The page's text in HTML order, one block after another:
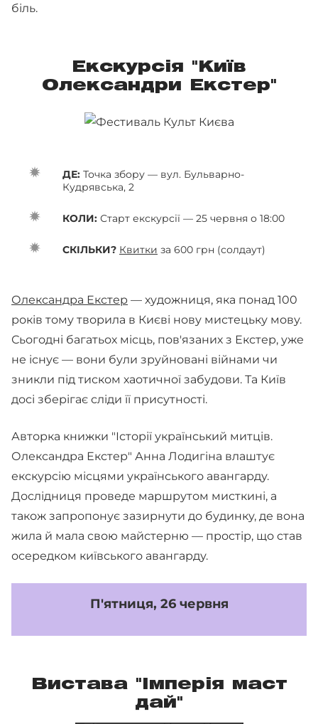
біль.
Екскурсія "Київ
Олександри Екстер"
ДЕ: Точка збору — вул. Бульварно-
Кудрявська, 2
КОЛИ: Старт екскурсії — 25 червня о 18:00
СКІЛЬКИ? Квитки за 600 грн (солдаут)
Олександра Екстер — художниця, яка понад 100
років тому творила в Києві нову мистецьку мову.
Сьогодні багатьох місць, пов'язаних з Екстер, уже
не існує — вони були зруйновані війнами чи
зникли під тиском хаотичної забудови. Та Київ
досі зберігає сліди її присутності.
Авторка книжки "Історії український митців.
Олександра Екстер" Анна Лодигіна влаштує
екскурсію місцями українського авангарду.
Дослідниця проведе маршрутом мисткині, а
також запропонує зазирнути до будинку, де вона
жила й мала свою майстерню — простір, що став
осередком київського авангарду.
П'ятниця, 26 червня
Вистава "Імперія маст
дай"